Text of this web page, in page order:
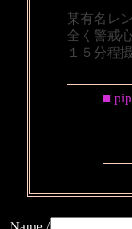
某有名レ
全く警戒
１５分程
■